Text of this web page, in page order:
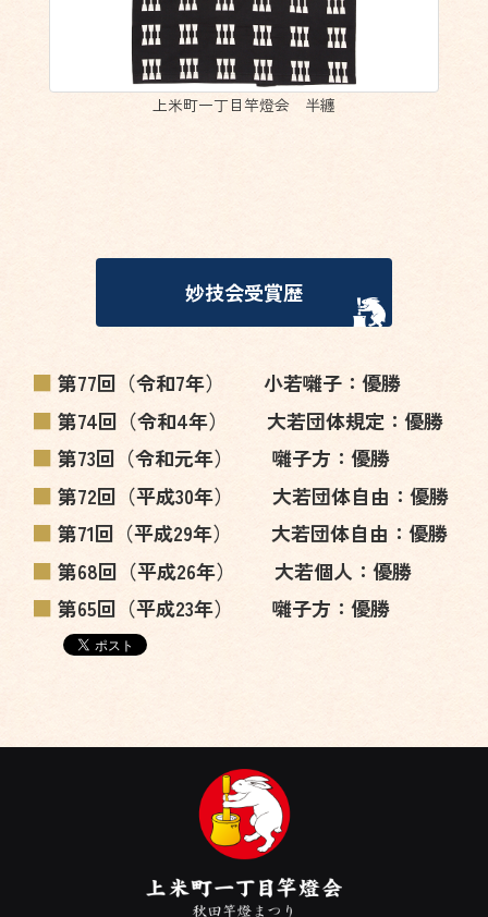
上米町一丁目竿燈会 半纏
妙技会受賞歴
第77回（令和7年） 小若囃子：優勝
第74回（令和4年） 大若団体規定：優勝
第73回（令和元年） 囃子方：優勝
第72回（平成30年） 大若団体自由：優勝
第71回（平成29年） 大若団体自由：優勝
第68回（平成26年） 大若個人：優勝
第65回（平成23年） 囃子方：優勝